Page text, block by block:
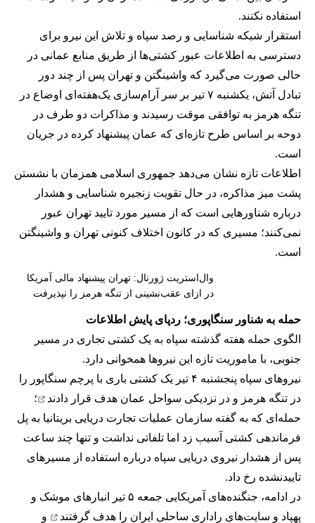
استفاده نکنند.
استقرار شبکه شناسایی و رصد سپاه و تلاش این نیرو برای
دسترسی به اطلاعات عبور کشتی‌ها از طریق منابع عمانی در
حالی صورت می‌گیرد که واشینگتن و تهران پس از چند دور
تبادل آتش، یکشنبه ۷ تیر بر سر آرام‌سازی یک‌هفته‌ای اوضاع در
تنگه هرمز به توافقی موقت رسیدند و مذاکرات دو طرف در
دوحه بر اساس طرح تازه‌ای که عمان پیشنهاد کرده در جریان
است.
اطلاعات تازه نشان می‌دهد جمهوری اسلامی همزمان با نشستن
پشت میز مذاکره، در حال تقویت زنجیره شناسایی و هشدار
درباره شناورهایی است که از مسیر مورد تایید تهران عبور
نمی‌کنند؛ مسیری که در کانون اختلاف کنونی تهران و واشینگتن
است.
وال‌استریت ژورنال: تهران پیشنهاد مالی آمریکا
در ازای عقب‌نشینی از تنگه هرمز را نپذیرفت
حمله به شناور سنگاپوری؛ ردپای پایش اطلاعات
الگوی حمله هفته گذشته سپاه به یک کشتی تجاری در مسیر
جنوبی، با ماموریت تازه این نیروها همخوانی دارد.
نیروهای سپاه پنجشنبه ۴ تیر یک کشتی باری با پرچم سنگاپور را
در تنگه هرمز و در نزدیکی سواحل عمان هدف قرار دادند
؛
حمله‌ای که به گفته سازمان عملیات تجارت دریایی بریتانیا به پل
فرماندهی کشتی آسیب زد اما تلفاتی نداشت و تنها چند ساعت
پس از هشدار نیروی دریایی سپاه درباره استفاده از مسیرهای
تاییدنشده رخ داد.
در ادامه، جنگنده‌های آمریکایی جمعه ۵ تیر انبارهای موشک و
پهپاد و سایت‌های راداری ساحلی ایران را هدف گرفتند
و